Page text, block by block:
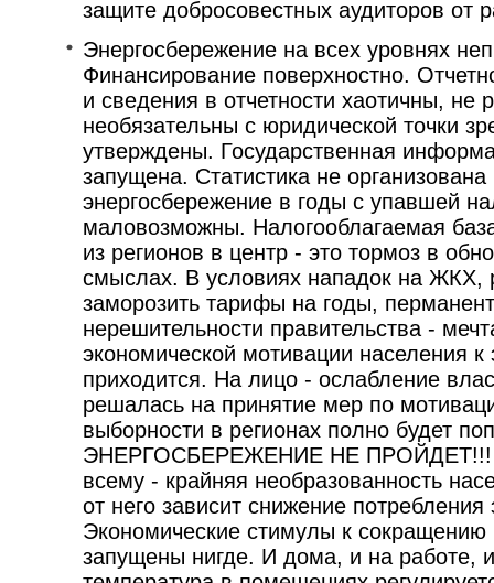
защите добросовестных аудиторов от
Энергосбережение на всех уровнях
Финансирование поверхностно.
и сведения в отчетности хаотичны, не
необязательны с юридической точки
утверждены. Государственная
запущена. Статистика не
энергосбережение в годы с упавшей
маловозможны. Налогооблагаемая
из регионов в центр - это тормоз в
смыслах. В условиях нападок на ЖКХ,
заморозить тарифы на годы,
нерешительности правительства -
экономической мотивации населения
приходится. На лицо - ослабление
решалась на принятие мер по
выборности в регионах полно будет
ЭНЕРГОСБЕРЕЖЕНИЕ НЕ ПРОЙДЕТ!!!
всему - крайняя необразованность
от него зависит снижение потребления
Экономические стимулы к сокращению
запущены нигде. И дома, и на работе,